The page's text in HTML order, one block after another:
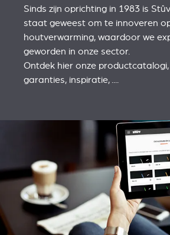
Sinds zijn oprichting in 1983 is
staat geweest om te innoveren
houtverwarming, waardoor we
geworden in onze sector.
Ontdek hier onze productcatalogi,
garanties, inspiratie, ....